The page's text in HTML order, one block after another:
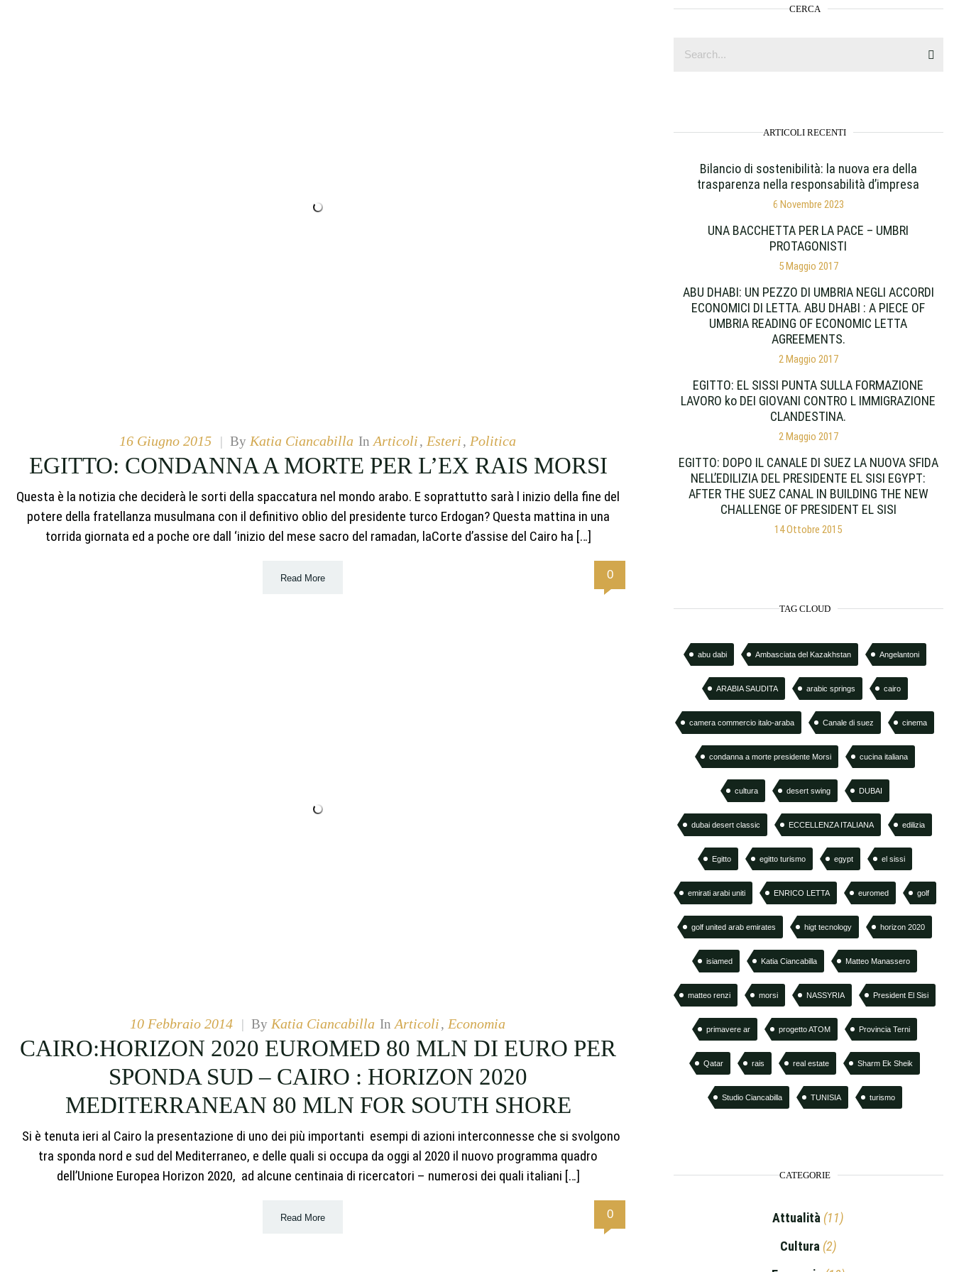
16 Giugno 2015 | By Katia Ciancabilla In Articoli, Esteri, Politica
EGITTO: CONDANNA A MORTE PER L’EX RAIS MORSI
Questa è la notizia che deciderà le sorti della spaccatura nel mondo arabo. E soprattutto sarà l inizio della fine del
potere della fratellanza musulmana con il definitivo oblio del presidente turco Erdogan? Questa mattina in una
torrida giornata ed a poche ore dall ‘inizio del mese sacro del ramadan, laCorte d’assise del Cairo ha […]
Read More 0
10 Febbraio 2014 | By Katia Ciancabilla In Articoli, Economia
CAIRO:HORIZON 2020 EUROMED 80 MLN DI EURO PER
SPONDA SUD – CAIRO : HORIZON 2020
MEDITERRANEAN 80 MLN FOR SOUTH SHORE
Si è tenuta ieri al Cairo la presentazione di uno dei più importanti esempi di azioni interconnesse che si svolgono
tra sponda nord e sud del Mediterraneo, e delle quali si occupa da oggi al 2020 il nuovo programma quadro
dell’Unione Europea Horizon 2020, ad alcune centinaia di ricercatori – numerosi dei quali italiani […]
Read More 0
CERCA
ARTICOLI RECENTI
Bilancio di sostenibilità: la nuova era della
trasparenza nella responsabilità d’impresa
6 Novembre 2023
UNA BACCHETTA PER LA PACE – UMBRI
PROTAGONISTI
5 Maggio 2017
ABU DHABI: UN PEZZO DI UMBRIA NEGLI ACCORDI
ECONOMICI DI LETTA. ABU DHABI : A PIECE OF
UMBRIA READING OF ECONOMIC LETTA
AGREEMENTS.
2 Maggio 2017
EGITTO: EL SISSI PUNTA SULLA FORMAZIONE
LAVORO ko DEI GIOVANI CONTRO L IMMIGRAZIONE
CLANDESTINA.
2 Maggio 2017
EGITTO: DOPO IL CANALE DI SUEZ LA NUOVA SFIDA
NELL’EDILIZIA DEL PRESIDENTE EL SISI EGYPT:
AFTER THE SUEZ CANAL IN BUILDING THE NEW
CHALLENGE OF PRESIDENT EL SISI
14 Ottobre 2015
TAG CLOUD
abu dabi Ambasciata del Kazakhstan Angelantoni
ARABIA SAUDITA arabic springs cairo
camera commercio italo-araba Canale di suez cinema
condanna a morte presidente Morsi cucina italiana
cultura desert swing DUBAI
dubai desert classic ECCELLENZA ITALIANA edilizia
Egitto egitto turismo egypt el sissi
emirati arabi uniti ENRICO LETTA euromed golf
golf united arab emirates higt tecnology horizon 2020
isiamed Katia Ciancabilla Matteo Manassero
matteo renzi morsi NASSYRIA President El Sisi
primavere ar progetto ATOM Provincia Terni
Qatar rais real estate Sharm Ek Sheik
Studio Ciancabilla TUNISIA turismo
CATEGORIE
Attualità (11)
Cultura (2)